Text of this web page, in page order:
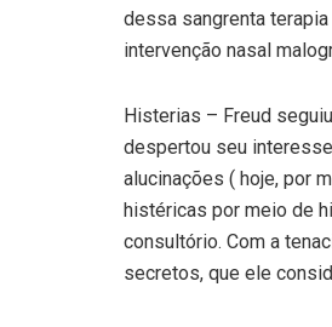
dessa sangrenta
intervenção nasal
Histerias – Freud
despertou seu
alucinações ( hoje, por
histéricas por meio de
consultório. Com a
secretos, que ele